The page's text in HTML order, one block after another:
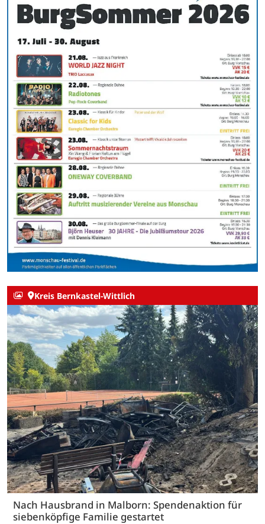
Kreis Bernkastel-Wittlich
Nach Hausbrand in Malborn: Spendenaktion für
siebenköpfige Familie gestartet